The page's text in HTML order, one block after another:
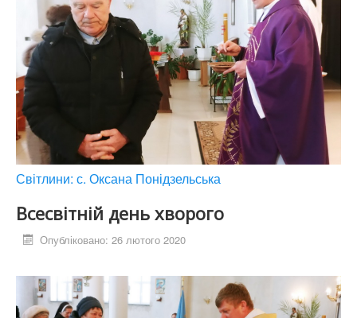
Світлини: с. Оксана Понідзельська
Всесвітній день хворого
Опубліковано: 26 лютого 2020